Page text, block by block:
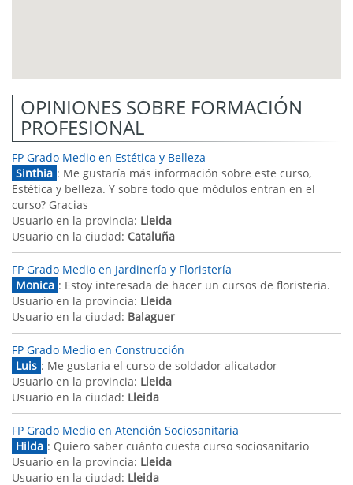
OPINIONES SOBRE FORMACIÓN
PROFESIONAL
FP Grado Medio en Estética y Belleza
Sinthia : Me gustaría más información sobre este curso,
Estética y belleza. Y sobre todo que módulos entran en el
curso? Gracias
Usuario en la provincia: Lleida
Usuario en la ciudad: Cataluña
FP Grado Medio en Jardinería y Floristería
Monica : Estoy interesada de hacer un cursos de floristeria.
Usuario en la provincia: Lleida
Usuario en la ciudad: Balaguer
FP Grado Medio en Construcción
Luis : Me gustaria el curso de soldador alicatador
Usuario en la provincia: Lleida
Usuario en la ciudad: Lleida
FP Grado Medio en Atención Sociosanitaria
Hilda : Quiero saber cuánto cuesta curso sociosanitario
Usuario en la provincia: Lleida
Usuario en la ciudad: Lleida